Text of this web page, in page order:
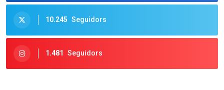
10.245 Seguidors
1.481 Seguidors